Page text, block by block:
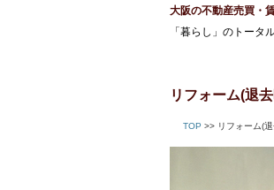
大阪の不動産売買・
「暮らし」のトータ
リフォーム(退
TOP >> リフォーム(